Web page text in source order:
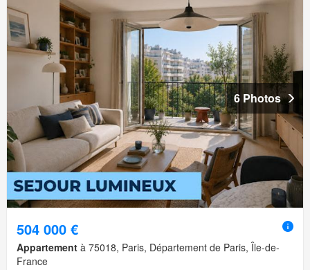
6 Photos
504 000 €
Appartement à 75018, Paris, Département de Paris, Île-de-
France